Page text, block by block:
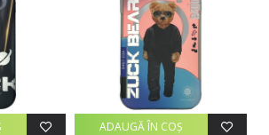
ADAUGĂ ÎN COŞ